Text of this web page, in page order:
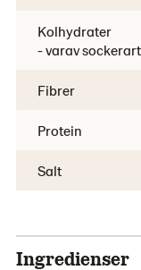
Ingredienser
Kolhydrater
- varav
Fibrer
Protein
Salt